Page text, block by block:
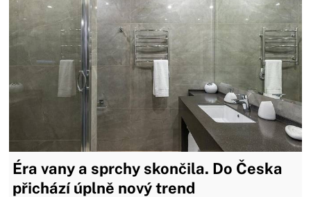
Éra vany a sprchy skončila. Do Česka
přichází úplně nový trend